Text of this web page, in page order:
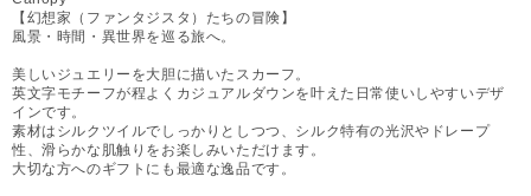
【幻想家（ファンタジスタ）たちの冒険】
風景・時間・異世界を巡る旅へ。
美しいジュエリーを大胆に描いたスカーフ。
英文字モチーフが程よくカジュアルダウンを叶えた日常使いしやすいデザ
インです。
素材はシルクツイルでしっかりとしつつ、シルク特有の光沢やドレープ
性、滑らかな肌触りをお楽しみいただけます。
大切な方へのギフトにも最適な逸品です。